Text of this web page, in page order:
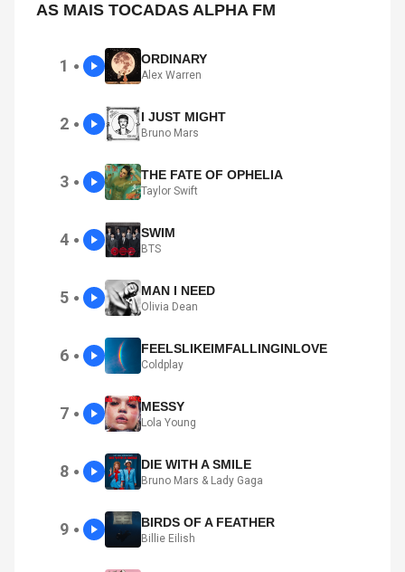
AS MAIS TOCADAS ALPHA FM
1 ● ORDINARY
Alex Warren
2 ● I JUST MIGHT
Bruno Mars
3 ● THE FATE OF OPHELIA
Taylor Swift
4 ● SWIM
BTS
5 ● MAN I NEED
Olivia Dean
6 ● FEELSLIKEIMFALLINGINLOVE
Coldplay
7 ● MESSY
Lola Young
8 ● DIE WITH A SMILE
Bruno Mars & Lady Gaga
9 ● BIRDS OF A FEATHER
Billie Eilish